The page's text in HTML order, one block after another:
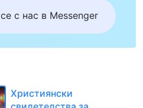
с нас в Messenger
Християнски